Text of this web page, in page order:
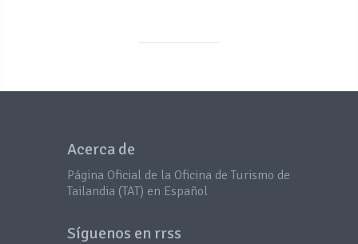
Acerca de
Página Oficial de la Oficina de Turismo de
Tailandia (TAT) en Español
Síguenos en rrss